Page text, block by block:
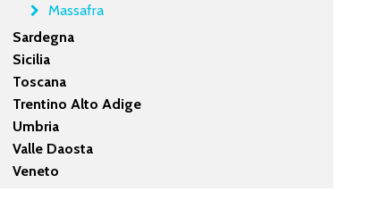
Massafra
Sardegna
Sicilia
Toscana
Trentino Alto Adige
Umbria
Valle Daosta
Veneto